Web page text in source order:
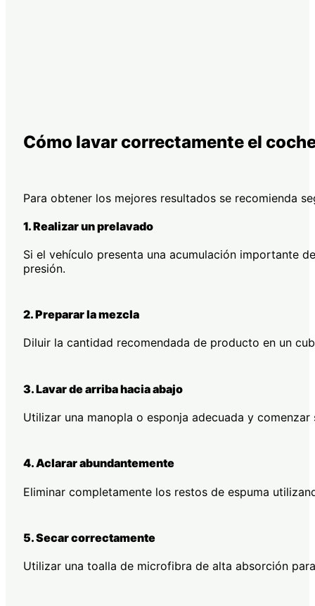
Cómo lavar correctamente el
Para obtener los mejores resultados se recomienda
1. Realizar un prelavado
Si el vehículo presenta una acumulación importante
presión.
2. Preparar la mezcla
Diluir la cantidad recomendada de producto en un
3. Lavar de arriba hacia abajo
Utilizar una manopla o esponja adecuada y
4. Aclarar abundantemente
Eliminar completamente los restos de espuma
5. Secar correctamente
Utilizar una toalla de microfibra de alta absorción